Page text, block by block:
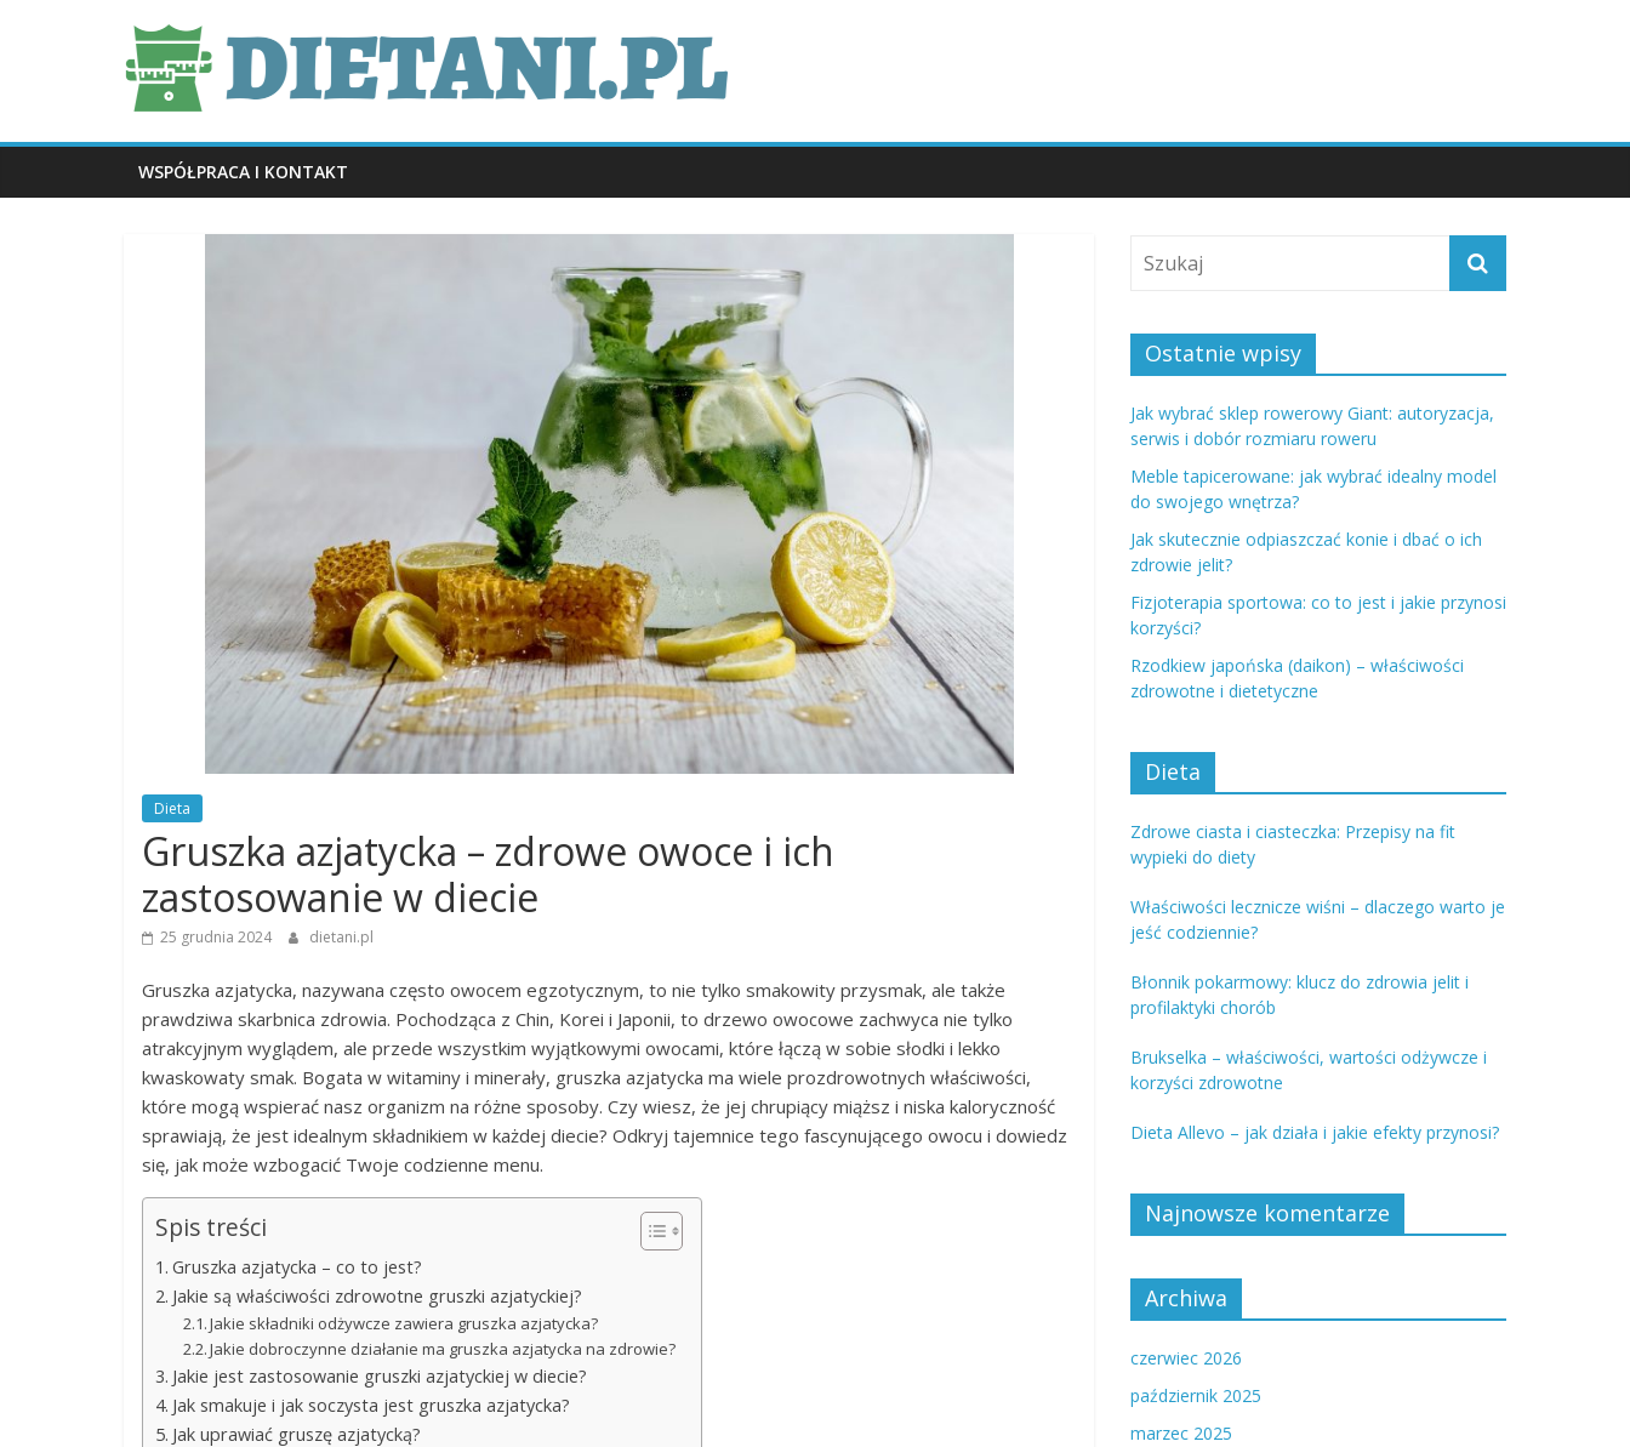
dietani.pl
WSPÓŁPRACA I KONTAKT
Dieta
Gruszka azjatycka – zdrowe owoce i ich
zastosowanie w diecie
25 grudnia 2024 dietani.pl
Gruszka azjatycka, nazywana często owocem egzotycznym, to nie tylko smakowity przysmak, ale także
prawdziwa skarbnica zdrowia. Pochodząca z Chin, Korei i Japonii, to drzewo owocowe zachwyca nie tylko
atrakcyjnym wyglądem, ale przede wszystkim wyjątkowymi owocami, które łączą w sobie słodki i lekko
kwaskowaty smak. Bogata w witaminy i minerały, gruszka azjatycka ma wiele prozdrowotnych właściwości,
które mogą wspierać nasz organizm na różne sposoby. Czy wiesz, że jej chrupiący miąższ i niska kaloryczność
sprawiają, że jest idealnym składnikiem w każdej diecie? Odkryj tajemnice tego fascynującego owocu i dowiedz
się, jak może wzbogacić Twoje codzienne menu.
Spis treści
Gruszka azjatycka – co to jest?
Jakie są właściwości zdrowotne gruszki azjatyckiej?
Jakie składniki odżywcze zawiera gruszka azjatycka?
Jakie dobroczynne działanie ma gruszka azjatycka na zdrowie?
Jakie jest zastosowanie gruszki azjatyckiej w diecie?
Jak smakuje i jak soczysta jest gruszka azjatycka?
Jak uprawiać gruszę azjatycką?
Ostatnie wpisy
Jak wybrać sklep rowerowy Giant: autoryzacja,
serwis i dobór rozmiaru roweru
Meble tapicerowane: jak wybrać idealny model
do swojego wnętrza?
Jak skutecznie odpiaszczać konie i dbać o ich
zdrowie jelit?
Fizjoterapia sportowa: co to jest i jakie przynosi
korzyści?
Rzodkiew japońska (daikon) – właściwości
zdrowotne i dietetyczne
Dieta
Zdrowe ciasta i ciasteczka: Przepisy na fit
wypieki do diety
Właściwości lecznicze wiśni – dlaczego warto je
jeść codziennie?
Błonnik pokarmowy: klucz do zdrowia jelit i
profilaktyki chorób
Brukselka – właściwości, wartości odżywcze i
korzyści zdrowotne
Dieta Allevo – jak działa i jakie efekty przynosi?
Najnowsze komentarze
Archiwa
czerwiec 2026
październik 2025
marzec 2025